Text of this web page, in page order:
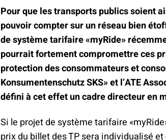
Pour que les transports publics soient
pouvoir compter sur un réseau bien
de système tarifaire «myRide»
pourrait fortement compromettre ces
protection des consommateurs et
Konsumentenschutz SKS» et l’ATE
défini à cet effet un cadre directeur en
Si le projet de système tarifaire
prix du billet des TP sera individualisé